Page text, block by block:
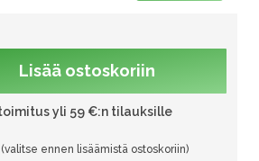
Lisää ostoskoriin
toimitus yli 59 €:n tilauksille